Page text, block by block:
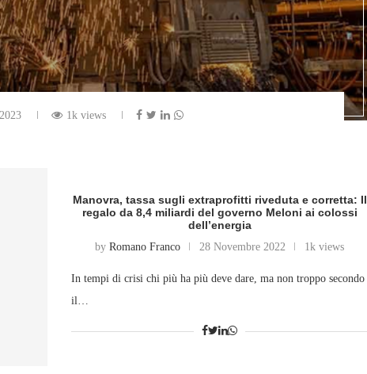
1k views
Manovra, tassa sugli extraprofitti riveduta e corretta: Il
regalo da 8,4 miliardi del governo Meloni ai colossi
dell’energia
byRomano Franco 28 Novembre 2022 1k views
In tempi di crisi chi più ha più deve dare, ma non troppo secondo
il…